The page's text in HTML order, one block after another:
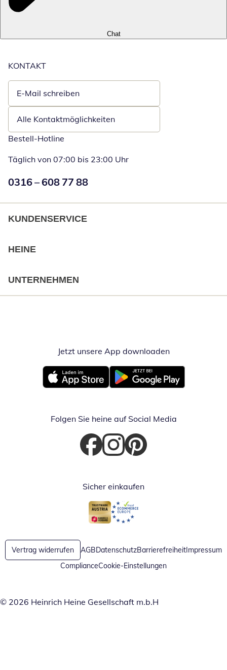
Chat
KONTAKT
E-Mail schreiben
Öffnet E-Mail-Client
Alle Kontaktmöglichkeiten
Bestell-Hotline
Täglich von 07:00 bis 23:00 Uhr
Numéro de téléphone:
0316 – 608 77 88
KUNDENSERVICE
HEINE
UNTERNEHMEN
Jetzt unsere App downloadenÖffnet in
Öffnet in neuem FensterÖffnet in neuem Fenster
Folgen Sie heine auf Social Media
Öffnet in neuem Fenster
Öffnet in neuem Fenster
Öffnet in neuem Fenster
Sicher einkaufen
Öffnet in neuem Fenster
Öffnet in neuem Fenster
Vertrag widerrufen AGBDatenschutzBarrierefreiheitImpressum
ComplianceCookie-Einstellungen
© 2026 Heinrich Heine Gesellschaft m.b.H